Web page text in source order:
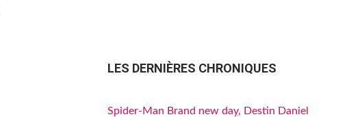
LES DERNIÈRES CHRONIQUES
Spider-Man Brand new day, Destin Daniel